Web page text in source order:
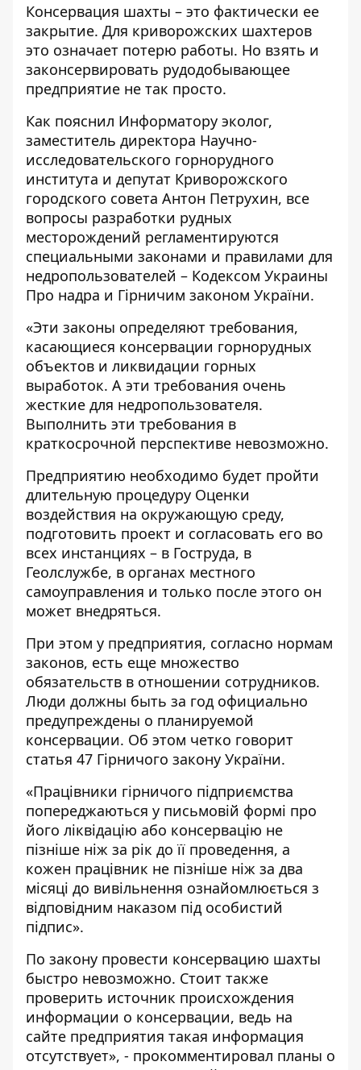
Консервация шахты – это фактически ее
закрытие. Для криворожских шахтеров
это означает потерю работы. Но взять и
законсервировать рудодобывающее
предприятие не так просто.
Как пояснил Информатору эколог,
заместитель директора Научно-
исследовательского горнорудного
института и депутат Криворожского
городского совета Антон Петрухин, все
вопросы разработки рудных
месторождений регламентируются
специальными законами и правилами для
недропользователей – Кодексом Украины
Про надра и Гірничим законом України.
«Эти законы определяют требования,
касающиеся консервации горнорудных
объектов и ликвидации горных
выработок. А эти требования очень
жесткие для недропользователя.
Выполнить эти требования в
краткосрочной перспективе невозможно.
Предприятию необходимо будет пройти
длительную процедуру Оценки
воздействия на окружающую среду,
подготовить проект и согласовать его во
всех инстанциях – в Гоструда, в
Геолслужбе, в органах местного
самоуправления и только после этого он
может внедряться.
При этом у предприятия, согласно нормам
законов, есть еще множество
обязательств в отношении сотрудников.
Люди должны быть за год официально
предупреждены о планируемой
консервации. Об этом четко говорит
статья 47 Гірничого закону України.
«Працівники гірничого підприємства
попереджаються у письмовій формі про
його ліквідацію або консервацію не
пізніше ніж за рік до її проведення, а
кожен працівник не пізніше ніж за два
місяці до вивільнення ознайомлюється з
відповідним наказом під особистий
підпис».
По закону провести консервацию шахты
быстро невозможно. Стоит также
проверить источник происхождения
информации о консервации, ведь на
сайте предприятия такая информация
отсутствует», - прокомментировал планы о